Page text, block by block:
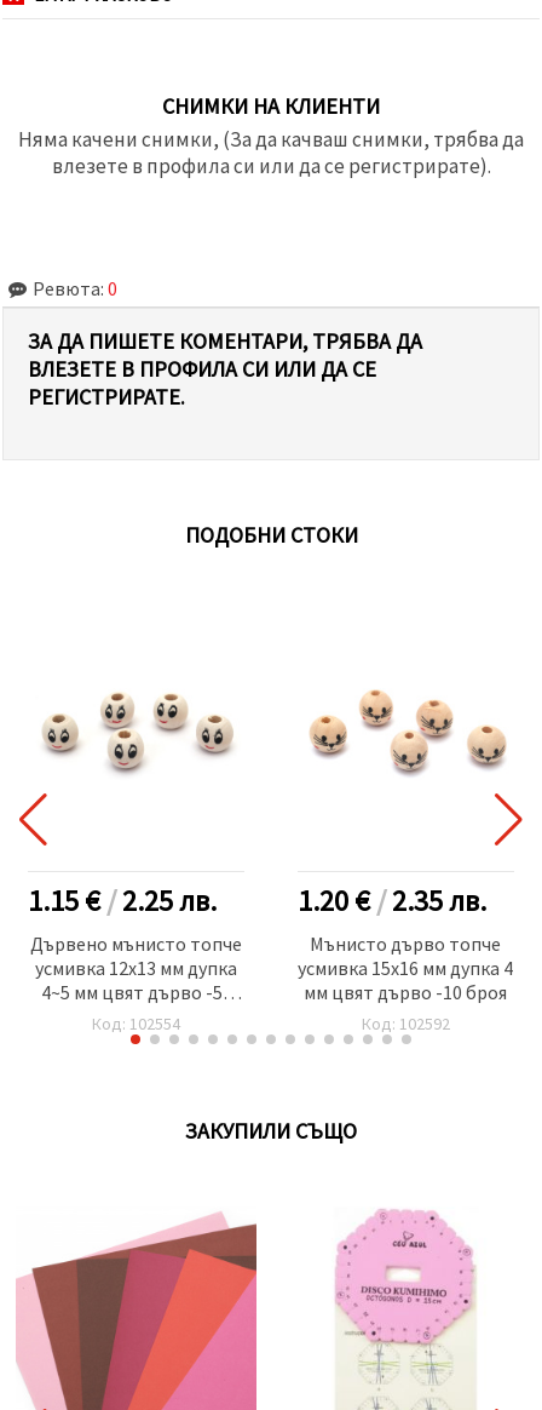
СНИМКИ НА КЛИЕНТИ
Няма качени снимки, (За да качваш снимки, трябва да
влезете в профила си или да се регистрирате).
Ревюта: 0
ЗА ДА ПИШЕТЕ КОМЕНТАРИ, ТРЯБВА ДА
ВЛЕЗЕТЕ В ПРОФИЛА СИ ИЛИ ДА СЕ
РЕГИСТРИРАТЕ.
ПОДОБНИ СТОКИ
1.15 €/2.25лв.
Дървено мънисто топче
усмивка 12x13 мм дупка
4~5 мм цвят дърво -50
броя
Код: 102554
1.20 €/2.35лв.
Мънисто дърво топче
усмивка 15x16 мм дупка 4
мм цвят дърво -10 броя
Код: 102592
ЗАКУПИЛИ СЪЩО